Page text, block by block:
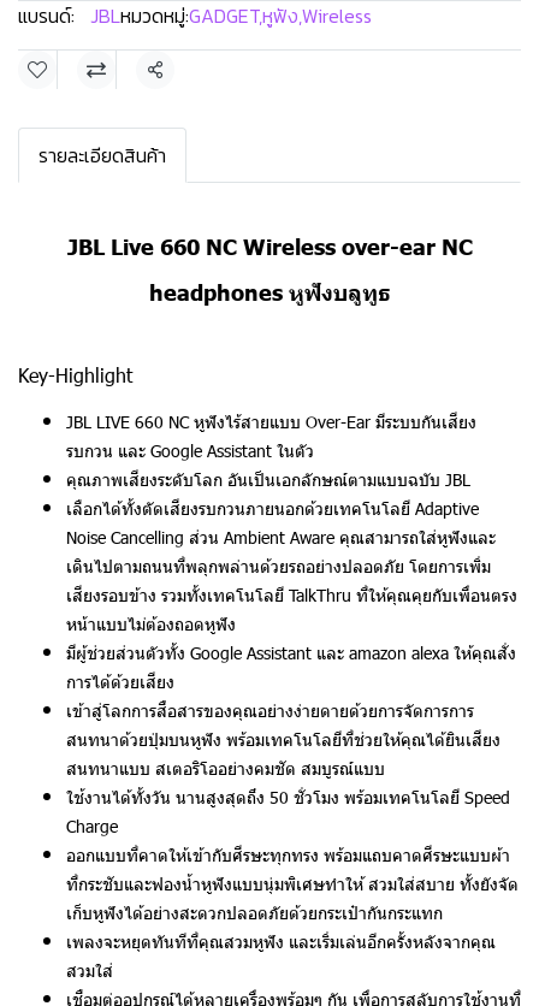
แบรนด์: JBLหมวดหมู่:GADGET,หูฟัง,Wireless
แชร์
รายละเอียดสินค้า
JBL Live 660 NC Wireless over-ear NC
headphones หูฟังบลูทูธ
Key-Highlight
JBL LIVE 660 NC หูฟังไร้สายแบบ Over-Ear มีระบบกันเสียง
รบกวน และ Google Assistant ในตัว
คุณภาพเสียงระดับโลก อันเป็นเอกลักษณ์ตามแบบฉบับ JBL
เลือกได้ทั้งตัดเสียงรบกวนภายนอกด้วยเทคโนโลยี Adaptive
Noise Cancelling ส่วน Ambient Aware คุณสามารถใส่หูฟังและ
เดินไปตามถนนที่พลุกพล่านด้วยรถอย่างปลอดภัย โดยการเพิ่ม
เสียงรอบข้าง รวมทั้งเทคโนโลยี TalkThru ที่ให้คุณคุยกับเพื่อนตรง
หน้าแบบไม่ต้องถอดหูฟัง
มีผู้ช่วยส่วนตัวทั้ง Google Assistant และ amazon alexa ให้คุณสั่ง
การได้ด้วยเสียง
เข้าสู่โลกการสื่อสารของคุณอย่างง่ายดายด้วยการจัดการการ
สนทนาด้วยปุ่มบนหูฟัง พร้อมเทคโนโลยีที่ช่วยให้คุณได้ยินเสียง
สนทนาแบบ สเตอริโออย่างคมชัด สมบูรณ์แบบ
ใช้งานได้ทั้งวัน นานสูงสุดถึง 50 ชั่วโมง พร้อมเทคโนโลยี Speed
Charge
ออกแบบที่คาดให้เข้ากับศีรษะทุกทรง พร้อมแถบคาดศีรษะแบบผ้า
ที่กระชับและฟองน้ำหูฟังแบบนุ่มพิเศษทำให้ สวมใส่สบาย ทั้งยังจัด
เก็บหูฟังได้อย่างสะดวกปลอดภัยด้วยกระเป๋ากันกระแทก
เพลงจะหยุดทันทีที่คุณสวมหูฟัง และเริ่มเล่นอีกครั้งหลังจากคุณ
สวมใส่
เชื่อมต่ออุปกรณ์ได้หลายเครื่องพร้อมๆ กัน เพื่อการสลับการใช้งานที่